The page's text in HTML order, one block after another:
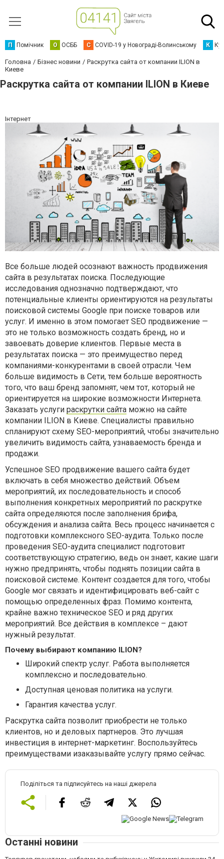
П Помічник О ОСББ C COVID-19 у Новограді-Волинському К
Головна Бізнес новини
Раскрутка сайта от компании ILION в
Киеве
Раскрутка сайта от компании ILION в Киеве
Інтернет
Все больше людей осознают важность продвижения
сайта в результатах поиска. Последующие
исследования однозначно подтверждают, что
потенциальные клиенты ориентируются на результаты
поисковой системы Google при поиске товаров или
услуг. И именно в этом помогает SEO продвижение —
это не только возможность создать бренд, но и
завоевать доверие клиентов. Первые места в
результатах поиска — это преимущество перед
компаниями-конкурентами в своей отрасли. Чем
больше видимость в Сети, тем больше вероятность
того, что ваш бренд запомнят, чем тот, который не
ориентируется на широкие возможности Интернета.
Заказать услуги раскрутки сайта можно на сайте
компании ILION в Киеве. Специалисты правильно
спланируют схему SEO-мероприятий, чтобы значительно
увеличить видимость сайта, узнаваемость бренда и
продажи.
Успешное SEO продвижение вашего сайта будет
включать в себя множество действий. Объем
мероприятий, их последовательность и способ
выполнения конкретных мероприятий по раскрутке
сайта определяются после заполнения брифа,
обсуждения и анализа сайта. Весь процесс начинается с
подготовки комплексного SEO-аудита. Только после
проведения SEO-аудита специалист подготовит
соответствующую стратегию, ведь он знает, какие шаги
нужно предпринять, чтобы поднять позиции сайта в
поисковой системе. Контент создается для того, чтобы
Google мог связать и идентифицировать веб-сайт с
помощью определенных фраз. Помимо контента,
крайне важно техническое SEO и ряд других
мероприятий. Все действия в комплексе – дают
нужный результат.
Почему выбирают компанию ILION?
Широкий спектр услуг. Работа выполняется
комплексно и последовательно.
Доступная ценовая политика на услуги.
Гарантия качества услуг.
Раскрутка сайта позволит приобрести не только
клиентов, но и деловых партнеров. Это лучшая
инвестиция в интернет-маркетинг. Воспользуйтесь
преимуществами изаказывайте услугу прямо сейчас.
Поділіться та підписуйтесь на наші джерела
Останні новини